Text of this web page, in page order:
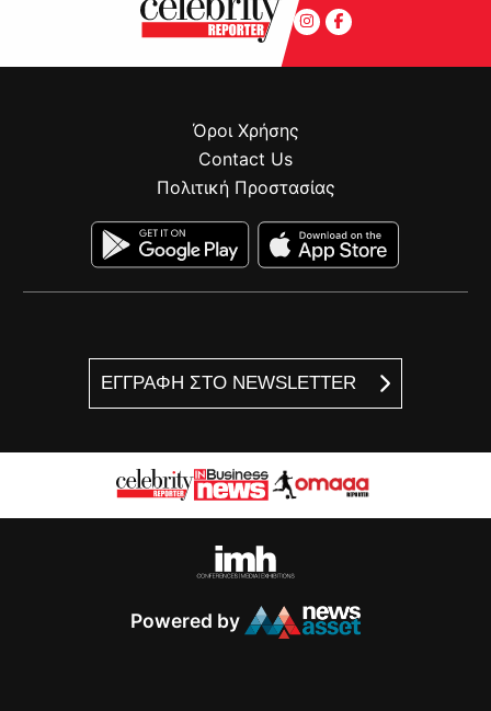
ΕΓΓΡΑΦΗ ΣΤΟ NEWSLETTER
Όροι Χρήσης
Contact Us
Πολιτική Προστασίας
Powered by